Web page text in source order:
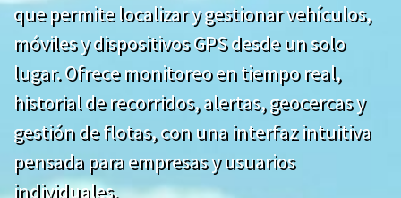
que permite localizar y gestionar vehículos,
móviles y dispositivos GPS desde un solo
lugar. Ofrece monitoreo en tiempo real,
historial de recorridos, alertas, geocercas y
gestión de flotas, con una interfaz intuitiva
pensada para empresas y usuarios
individuales.